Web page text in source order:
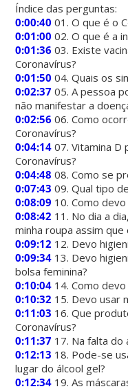
Índice das perguntas:
0:00:40 01. O que é o
0:01:00 02. O que é a
0:01:36 03. Existe
Coronavírus?
0:01:50 04. Quais os
0:02:37 05. A pessoa
não manifestar a
0:02:56 06. Como
Coronavírus?
0:04:14 07. Vitamina
Coronavírus?
0:04:48 08. Como se
0:07:43 09. Qual tipo
0:08:09 10. Como
0:08:42 11. No dia a
minha roupa assim que
0:09:12 12. Devo
0:09:34 13. Devo
bolsa feminina?
0:10:04 14. Como
0:10:32 15. Devo usar
0:11:03 16. Que
Coronavírus?
0:11:37 17. Na falta do
0:12:13 18. Pode-se
lugar do álcool gel?
0:12:34 19. As